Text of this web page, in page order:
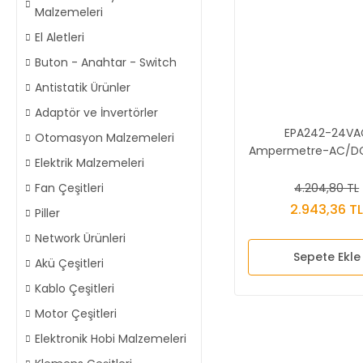
Malzemeleri
El Aletleri
Buton - Anahtar - Switch
Antistatik Ürünler
Adaptör ve İnvertörler
Otomasyon Malzemeleri
Elektrik Malzemeleri
Fan Çeşitleri
Piller
Network Ürünleri
Akü Çeşitleri
Kablo Çeşitleri
Motor Çeşitleri
Elektronik Hobi Malzemeleri
EPA242-
Ampermetre-AC/
4.204,80 TL
2.943,36 TL
Sepete Ekle